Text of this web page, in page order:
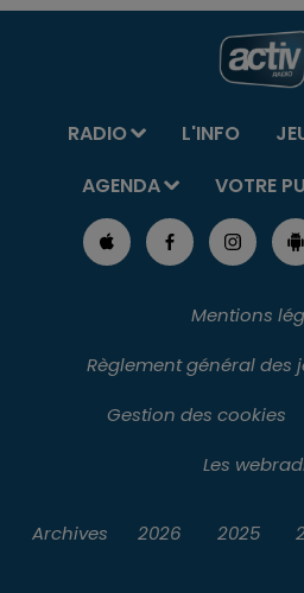
RADIO L'INFO
AGENDA
VOTRE
Mentions
Règlement général des
Gestion des cookies
Les
Archives 2026 2025